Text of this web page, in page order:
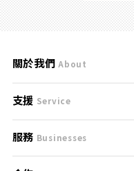
關於我們 About
刊登規範
服務條款
支援 Service
支援中心
服務 Businesses